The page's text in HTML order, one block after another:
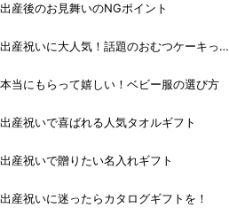
出産後のお見舞いのNGポイント
出産祝いに大人気！話題のおむつケーキっ
本当にもらって嬉しい！ベビー服の選び方
出産祝いで喜ばれる人気タオルギフト
出産祝いで贈りたい名入れギフト
出産祝いに迷ったらカタログギフトを！